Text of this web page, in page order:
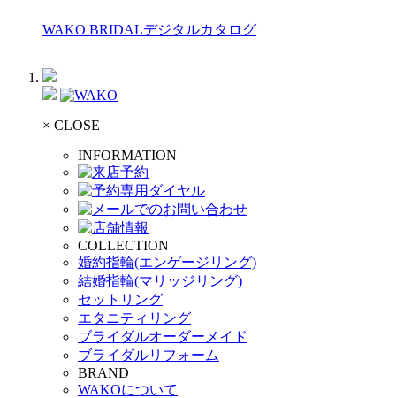
WAKO BRIDALデジタルカタログ
× CLOSE
INFORMATION
COLLECTION
婚約指輪(エンゲージリング)
結婚指輪(マリッジリング)
セットリング
エタニティリング
ブライダルオーダーメイド
ブライダルリフォーム
BRAND
WAKOについて